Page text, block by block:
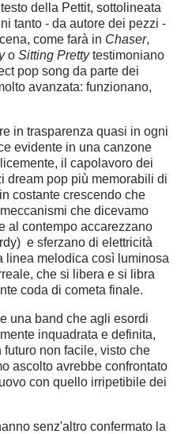
della Pettit, sottolineata
tanto - da autore dei pezzi -
come farà in Chaser,
o Sitting Prettytestimoniano
pop song da parte dei
avanzata: funzionano,
in trasparenza quasi in ogni
evidente in una canzone
il capolavoro dei
dream pop più memorabili di
costante crescendo che
che dicevamo
al contempo accarezzano
e sferzano di elettricità
linea melodica così luminosa
che si libera e si libra
coda di cometa finale.
una band che agli esordi
inquadrata e definita,
non facile, visto che
ascolto avrebbe confrontato
con quello irripetibile dei
senz'altro confermato la